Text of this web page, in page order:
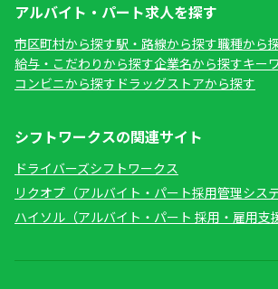
アルバイト・パート求人を探す
市区町村から探す駅・路線から探す職種から
給与・こだわりから探す企業名から探すキー
コンビニから探す ドラッグストアから探す
シフトワークスの関連サイト
ドライバーズシフトワークス
リクオプ（アルバイト・パート採用管理システ
ハイソル（アルバイト・パート 採用・雇用支